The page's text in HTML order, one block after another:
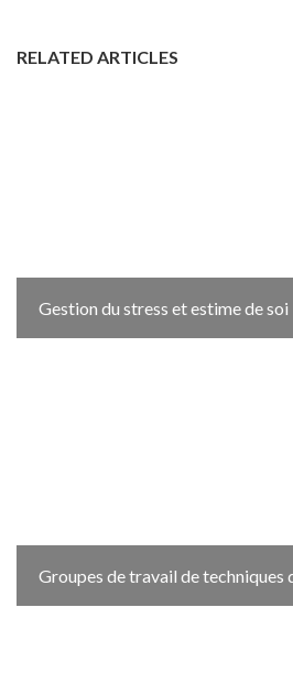
RELATED ARTICLES
Gestion du stress et estime de soi
Groupes de travail de techniques